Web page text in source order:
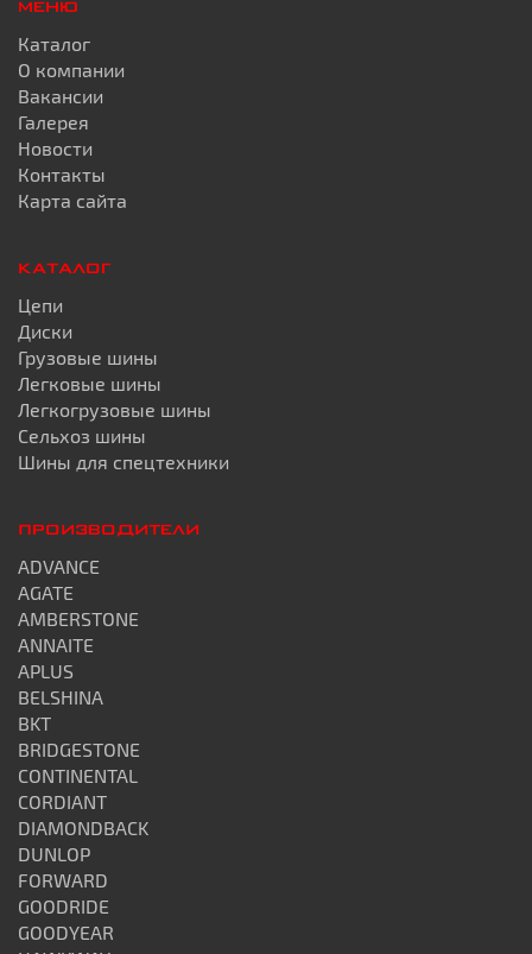
МЕНЮ
Каталог
О компании
Вакансии
Галерея
Новости
Контакты
Карта сайта
КАТАЛОГ
Цепи
Диски
Грузовые шины
Легковые шины
Легкогрузовые шины
Сельхоз шины
Шины для спецтехники
ПРОИЗВОДИТЕЛИ
ADVANCE
AGATE
AMBERSTONE
ANNAITE
APLUS
BELSHINA
BKT
BRIDGESTONE
CONTINENTAL
CORDIANT
DIAMONDBACK
DUNLOP
FORWARD
GOODRIDE
GOODYEAR